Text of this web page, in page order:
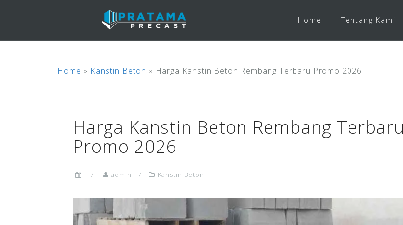
content
Home Tentang Kami
Home » Kanstin Beton » Harga Kanstin Beton Rembang Terbaru Promo 2026
Harga Kanstin Beton Rembang Terbaru
Promo 2026
admin Kanstin Beton